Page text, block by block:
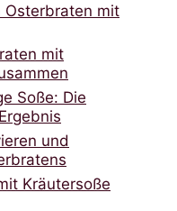
Osterbraten mit
mit
Soße: Die
und
Kräutersoße